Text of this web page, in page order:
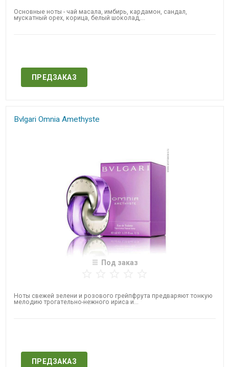
Основные ноты - чай масала, имбирь, кардамон, сандал,
мускатный орех, корица, белый шоколад,...
ПРЕДЗАКАЗ
Bvlgari Omnia Amethyste
Под заказ
Ноты свежей зелени и розового грейпфрута предваряют тонкую
мелодию трогательно-нежного ириса и...
ПРЕДЗАКАЗ